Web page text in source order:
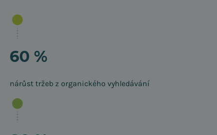
60 %
nárůst tržeb z organického vyhledávání